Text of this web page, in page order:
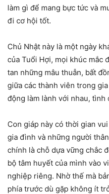
làm gì để mang bực tức và
đi cơ hội tốt.
Chủ Nhật này là một ngày
của Tuổi Hợi, mọi khúc mắc
tan những mâu thuẫn, bất
giữa các thành viên trong
động làm lành với nhau, tình
Con giáp này có thời gian
gia đình và những người
chính là chỗ dựa vững chắc
bộ tâm huyết của mình vào
nghiệp riêng. Nhờ thế mà
phía trước dù gặp không ít